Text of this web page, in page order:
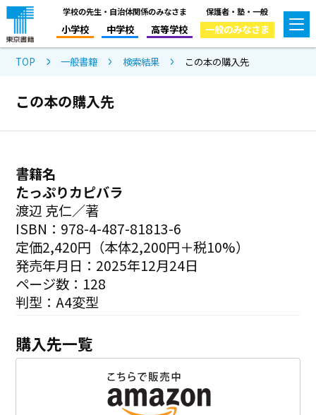
学校の先生・自治体関係のみなさま
小学校 中学校 高等学校
保護者・塾・一般
一般のみなさま
TOP 一般書籍 検索結果 この本の購入先
この本の購入先
書籍名
たっぷりカピバラ
渡辺 克仁／著
ISBN：978-4-487-81813-6
定価2,420円（本体2,200円＋税10%）
発売年月日：2025年12月24日
ページ数：128
判型：A4変型
購入先一覧